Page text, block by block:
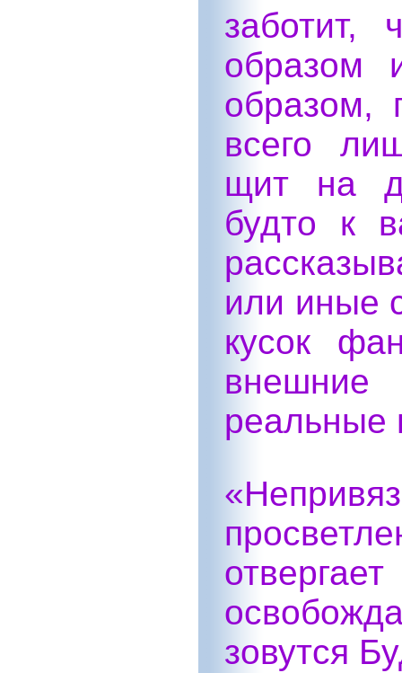
заботит,
образом
образом,
всего
щит на
будто к
или иные
кусок
реальные
зовутся